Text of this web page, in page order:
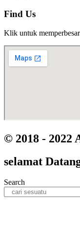
Find Us
Klik untuk
© 2018 - 2022
selamat
Search